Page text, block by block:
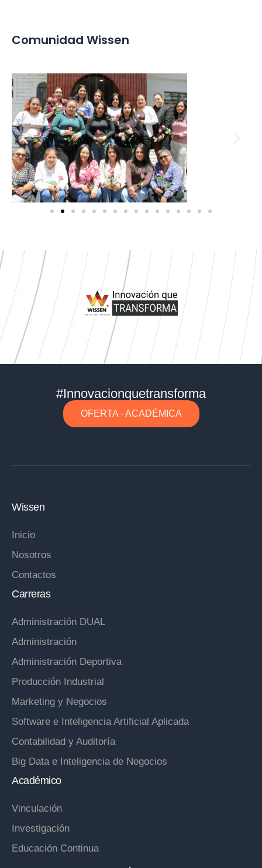
Comunidad Wissen
#Innovacionquetransforma
OFERTA - ACADÉMICA
Wissen
Inicio
Nosotros
Contactos
Carreras
Administración DUAL
Administración
Administración Deportiva
Producción Industrial
Marketing y Negocios
Software e Inteligencia Artificial Aplicada
Contabilidad y Auditoría
Big Data e Inteligencia de Negocios
Académico
Vinculación
Investigación
Educación Continua